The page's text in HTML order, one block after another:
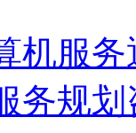
机服务
务规划